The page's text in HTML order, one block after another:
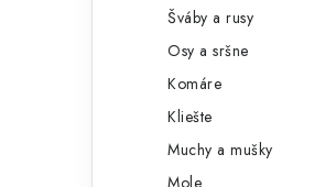
Šváby a rusy
Osy a sršne
Komáre
Kliešte
Muchy a mušky
Mole